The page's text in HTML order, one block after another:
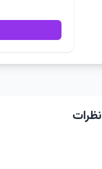
نظرات